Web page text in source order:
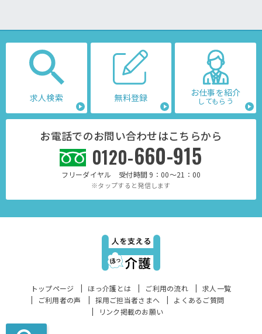
求人検索 無料登録 お仕事を紹介
してもらう
お電話でのお問い合わせはこちらから
0120-660-915
フリーダイヤル 受付時間 9：00～21：00
※タップすると発信します
トップページ ほっ介護とは ご利用の流れ
求人一覧
ご利用者の声
採用ご担当者さまへ
よくあるご質問
リンク掲載のお願い